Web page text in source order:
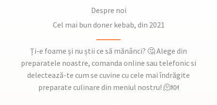
Despre noi
Cel mai bun doner kebab, din 2021
Ți-e foame și nu știi ce să mănânci? 🤔 Alege din
preparatele noastre, comanda online sau telefonic si
delectează-te cum se cuvine cu cele mai îndrăgite
preparate culinare din meniul nostru! 🫠🍽